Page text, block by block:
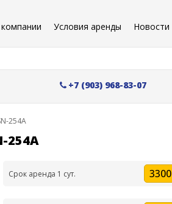
Условия аренды Новости
+7 (903) 968-83-07
254А
254А
Срок аренда 1 сут. 3300